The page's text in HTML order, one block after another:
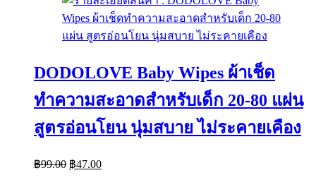
DODOLOVE Baby Wipes ผ้าเช็ด
ทำความสะอาดสำหรับเด็ก 20-80 แผ่น
สูตรอ่อนโยน นุ่มสบาย ไม่ระคายเคือง
฿99.00 Original
price
฿47.00Current
price